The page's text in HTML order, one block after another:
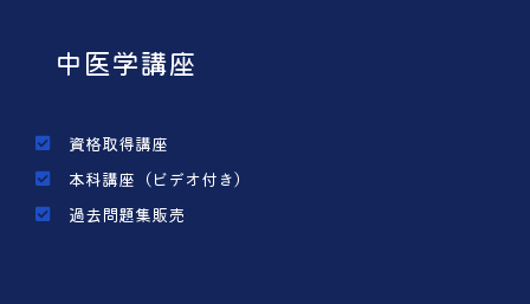
中医学講座
資格取得講座
本科講座（ビデオ付き）
過去問題集販売